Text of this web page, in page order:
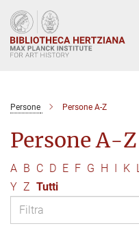
Main-
Content
Persone Persone A-Z
Persone A-Z
A B C D E F G H I K L
Y Z Tutti